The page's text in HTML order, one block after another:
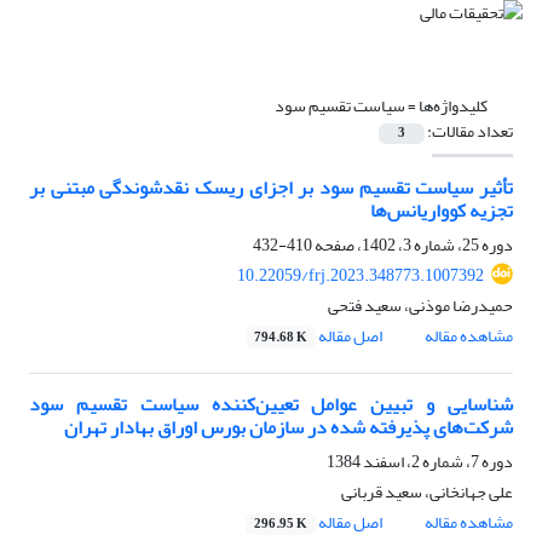
کلیدواژه‌ها =سیاست تقسیم سود
تعداد مقالات: 3
تأثیر سیاست تقسیم سود بر اجزای ریسک نقدشوندگی مبتنی بر
تجزیه کوواریانس‌ها
دوره 25، شماره 3، 1402، صفحه
410-432
10.22059/frj.2023.348773.1007392
حمیدرضا موذنی، سعید فتحی
مشاهده مقاله
اصل مقاله 794.68 K
شناسایی و تبیین عوامل تعیین‌کننده سیاست تقسیم سود
شرکت‌های پذیرفته شده در سازمان بورس اوراق بهادار تهران
دوره 7، شماره 2، اسفند 1384
علی جهانخانی، سعید قربانی
مشاهده مقاله
اصل مقاله 296.95 K